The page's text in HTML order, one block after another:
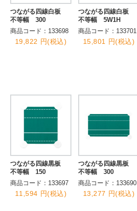
つながる四線白板
不等幅 300
商品コード：133698
19,822 円(税込)
つながる四線白板
不等幅 5W1H
商品コード：133701
15,801 円(税込)
つながる四線黒板
不等幅 150
商品コード：133697
11,594 円(税込)
つながる四線黒板
不等幅 300
商品コード：133690
13,277 円(税込)